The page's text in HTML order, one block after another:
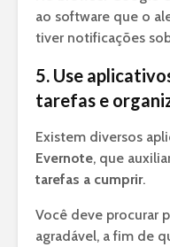
ao software que o
tiver notificações
5. Use
tarefas e
Existem diversos
Evernote, que
tarefas a cumprir.
Você deve procurar
agradável, a fim de